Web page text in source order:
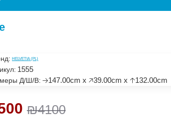
₪4100
HELVETIA (PL)
1555
Д/Ш/В: 🡢147.00cm x 🡥39.00cm x 🡡132.00cm